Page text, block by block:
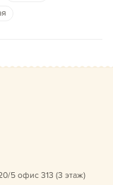
5 офис 313 (3 этаж)